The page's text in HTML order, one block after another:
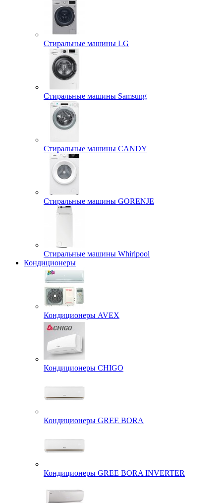
Стиральные машины LG
Стиральные машины Samsung
Стиральные машины CANDY
Стиральные машины GORENJE
Стиральные машины Whirlpool
Кондиционеры
Кондиционеры AVEX
Кондиционеры CHIGO
Кондиционеры GREE BORA
Кондиционеры GREE BORA INVERTER